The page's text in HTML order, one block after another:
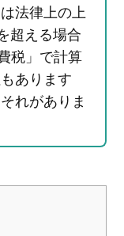
法律上の上
超える場合
税」で計算
あります
れがありま